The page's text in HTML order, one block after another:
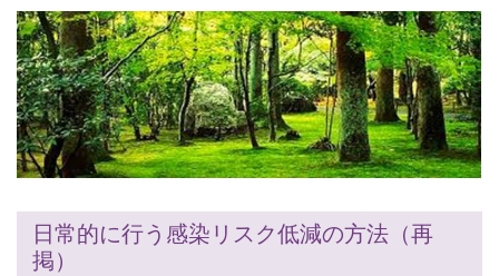
日常的に行う感染リスク低減の方法（再
掲）